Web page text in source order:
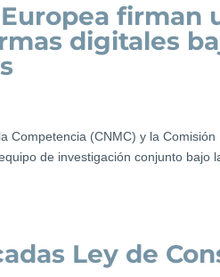
firman
digitales
Competencia (CNMC) y la
de investigación conjunto bajo
Ley de